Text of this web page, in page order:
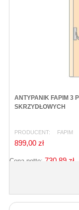
ANTYPANIK FAPIM 3
SKRZYDŁOWYCH
PRODUCENT: FAPIM
899,00 zł
Cena netto: 730,89 zł